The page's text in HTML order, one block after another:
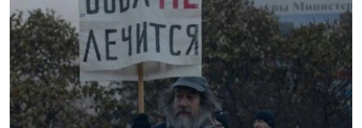
СПЕЦПРОЕКТИ
ДЕПОРТАЦІЯ
ВІДЕОУРОКИ «ELIFBE»
СВІДЧЕННЯ ОКУПАЦІЇ
ЯК ОБІЙТИ БЛОКУВАННЯ
Русский